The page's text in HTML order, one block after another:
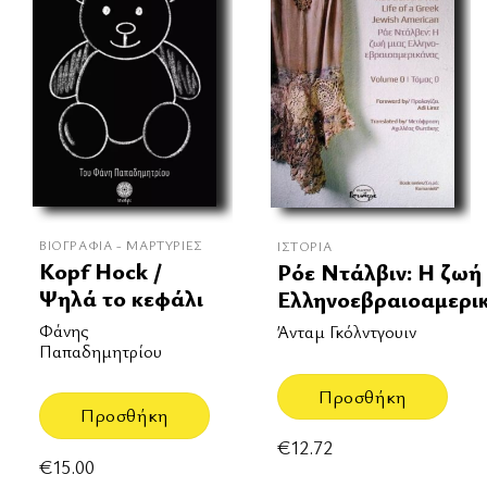
ΒΙΟΓΡΑΦΊΑ - ΜΑΡΤΥΡΊΕΣ
Kopf Hock /
Ψηλά το κεφάλι
Φάνης
Παπαδημητρίου
Προσθήκη
€15.00
ΙΣΤΟΡΊΑ
Ρόε Ντάλβιν: Η ζωή
Άνταμ Γκόλντγουιν
Προσθήκη
€12.72